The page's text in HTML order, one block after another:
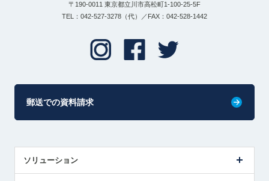
〒190-0011 東京都立川市高松町1-100-25-5F
TEL：042-527-3278（代）／FAX：042-528-1442
郵送での資料請求
ソリューション